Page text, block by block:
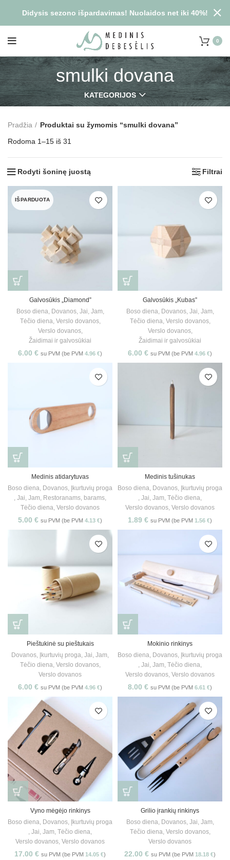
0
smulki dovana
KATEGORIJOS
Pradžia
Produktai su žymomis “smulki dovana”
Rodoma 1–15 iš 31
Rodyti šoninę juostą Filtrai
IŠPARDUOTA
Galvosūkis „Diamond”
Boso diena, Dovanos, Jai, Jam,
Tėčio diena, Verslo dovanos,
Verslo dovanos,
Žaidimai ir galvosūkiai
6.00 € su PVM (be PVM 4.96 €)
Galvosūkis „Kubas”
Boso diena, Dovanos, Jai, Jam,
Tėčio diena, Verslo dovanos,
Verslo dovanos,
Žaidimai ir galvosūkiai
6.00 € su PVM (be PVM 4.96 €)
Medinis atidarytuvas
Boso diena, Dovanos, Įkurtuvių proga
, Jai, Jam, Restoranams, barams,
Tėčio diena, Verslo dovanos
5.00 € su PVM (be PVM 4.13 €)
Medinis tušinukas
Boso diena, Dovanos, Įkurtuvių proga
, Jai, Jam, Tėčio diena,
Verslo dovanos, Verslo dovanos
1.89 € su PVM (be PVM 1.56 €)
Pieštukinė su pieštukais
Dovanos, Įkurtuvių proga, Jai, Jam,
Tėčio diena, Verslo dovanos,
Verslo dovanos
6.00 € su PVM (be PVM 4.96 €)
Mokinio rinkinys
Boso diena, Dovanos, Įkurtuvių proga
, Jai, Jam, Tėčio diena,
Verslo dovanos, Verslo dovanos
8.00 € su PVM (be PVM 6.61 €)
Vyno mėgėjo rinkinys
Boso diena, Dovanos, Įkurtuvių proga
, Jai, Jam, Tėčio diena,
Verslo dovanos, Verslo dovanos
17.00 € su PVM (be PVM 14.05 €)
Grilio įrankių rinkinys
Boso diena, Dovanos, Jai, Jam,
Tėčio diena, Verslo dovanos,
Verslo dovanos
22.00 € su PVM (be PVM 18.18 €)
Didysis sezono išpardavimas! Nuolaidos net iki 40%!